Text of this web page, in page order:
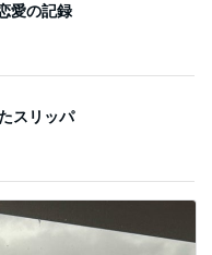
愛の記録
スリッパ